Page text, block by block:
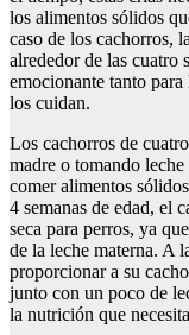
los alimentos sólidos
caso de los cachorros,
alrededor de las cuatro
emocionante tanto
los cuidan.
Los cachorros de
madre o tomando
comer alimentos
4 semanas de edad, el
seca para perros, ya
de la leche materna. A
proporcionar a su
junto con un poco de
la nutrición que